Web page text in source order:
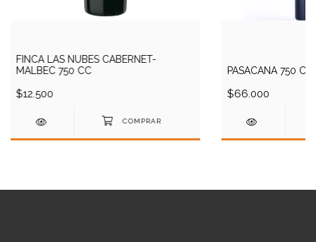
FINCA LAS NUBES CABERNET-
MALBEC 750 CC
$12.500
PASACANA 750 CC
$66.000